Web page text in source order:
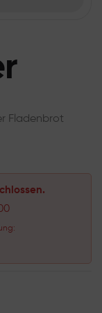
Fladenbrot